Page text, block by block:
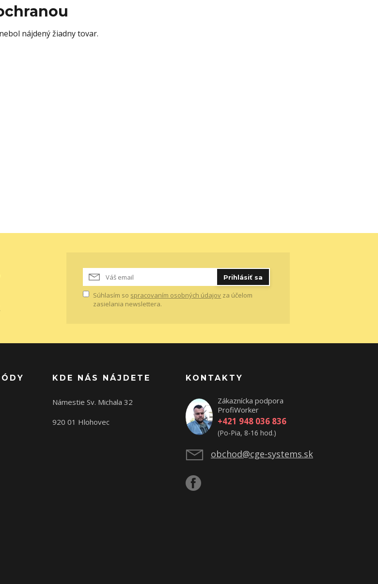
nájdený žiadny tovar.
Prihlásiť sa
Súhlasím so spracovaním osobných údajov za účelom
zasielania newslettera.
KDE NÁS NÁJDETE
Námestie Sv. Michala 32
920 01 Hlohovec
KONTAKTY
Zákaznícka podpora
ProfiWorker
+421 948 036 836
(Po-Pia, 8-16 hod.)
obchod@cge-systems.sk